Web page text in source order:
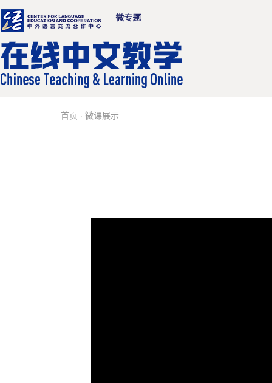
首页 · 微课展示